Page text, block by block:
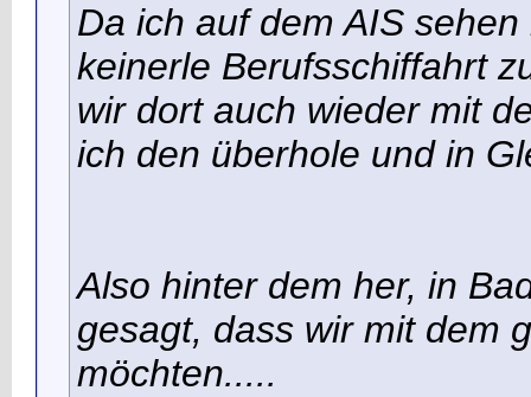
Da ich auf dem AIS
keinerle Berufsschiffahrt
wir dort auch wieder mit
ich den überhole und in
Also hinter dem her, in
gesagt, dass wir mit dem
möchten.....